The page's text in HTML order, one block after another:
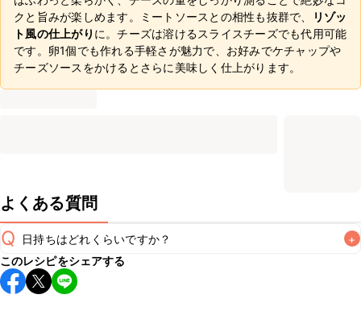
クと旨みが楽しめます。ミートソースとの相性も抜群で、
リゾッ
ト風の仕上がり に。チーズは溶けるスライスチーズでも代用可能
です。卵1個でも作れる手軽さが魅力で、お好みでケチャップや
チーズソースをかけるとさらに美味しく仕上がります。
よくある質問
Q 日持ちはどれくらいですか？ +
保存期間は冷蔵で当日中が目安です。なるべくお早めにお召
し上がりください。
このレシピをシェアする